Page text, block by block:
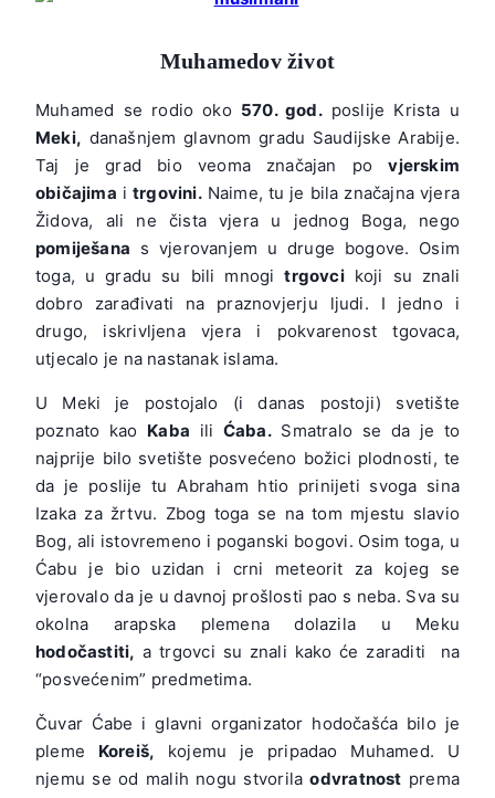
Muhamedov život
Muhamed se rodio oko 570. god.poslije Krista u
Meki, današnjem glavnom gradu Saudijske Arabije.
Taj je grad bio veoma značajan povjerskim
običajima i trgovini.Naime, tu je bila značajna vjera
Židova, ali ne čista vjera u jednog Boga, nego
pomiješana s vjerovanjem u druge bogove. Osim
toga, u gradu su bili mnogitrgovcikoji su znali
dobro zarađivati na praznovjerju ljudi. I jedno i
drugo, iskrivljena vjera i pokvarenost tgovaca,
utjecalo je na nastanak islama.
U Meki je postojalo (i danas postoji) svetište
poznato kao Kaba ili Ćaba.Smatralo se da je to
najprije bilo svetište posvećeno božici plodnosti, te
da je poslije tu Abraham htio prinijeti svoga sina
Izaka za žrtvu. Zbog toga se na tom mjestu slavio
Bog, ali istovremeno i poganski bogovi. Osim toga, u
Ćabu je bio uzidan i crni meteorit za kojeg se
vjerovalo da je u davnoj prošlosti pao s neba. Sva su
okolna arapska plemena dolazila u Meku
hodočastiti, a trgovci su znali kako će zaraditi na
“posvećenim” predmetima.
Čuvar Ćabe i glavni organizator hodočašća bilo je
pleme Koreiš, kojemu je pripadao Muhamed. U
njemu se od malih nogu stvorilaodvratnost prema